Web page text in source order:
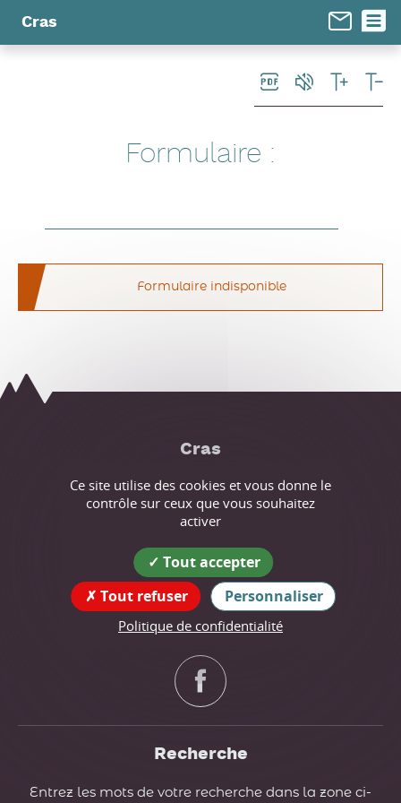
Cras
Formulaire :
Formulaire indisponible
Cras
Coordonnées
de la mairie
38210 Cras
tél : 04 76 07 94 10
Suivez nous !
Recherche
Entrez les mots de votre recherche dans la zone ci-
Ce site utilise des cookies et vous donne le
contrôle sur ceux que vous souhaitez
activer
Tout accepter
Tout refuser
Personnaliser
Politique de confidentialité